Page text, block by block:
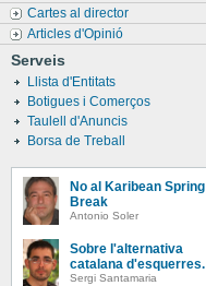
Cartes al director
Articles d'Opinió
Serveis
Llista d'Entitats
Botigues i Comerços
Taulell d'Anuncis
Borsa de Treball
No al Karibean Spring
Break
Antonio Soler
Sobre l'alternativa
catalana d'esquerres.
Sergi Santamaria